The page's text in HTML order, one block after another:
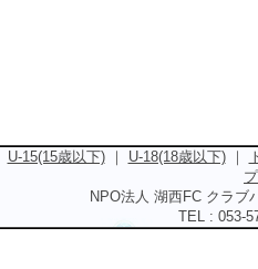
U-15(15歳以下)｜ U-18(18歳以下)｜
NPO法人 湖西FC クラ
TEL : 053-